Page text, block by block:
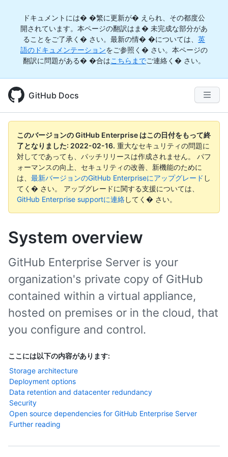
ドキュメントには� �繁に更新が� えられ、その都度公
開されています。本ページの翻訳はま� 未完成な部分があ
ることをご了承く� さい。最新の情� �については、 英
語のドキュメンテーションをご参照く� さい。本ページの
翻訳に問題がある� �合はこちらまでご連絡く� さい。
GitHub Docs
このバージョンの GitHub Enterprise はこの日付をもって終
了となりました: 2022-02-16. 重大なセキュリティの問題に
対してであっても、パッチリリースは作成されません。 パフ
ォーマンスの向上、セキュリティの改善、新機能のために
は、 最新バージョンのGitHub Enterpriseにアップグレード し
てく� さい。 アップグレードに関する支援については、
GitHub Enterprise supportに連絡してく� さい。
System overview
ここには以下の内容があります:
Storage architecture
Deployment options
Data retention and datacenter redundancy
Security
Open source dependencies for GitHub Enterprise Server
Further reading
GitHub Enterprise Server is your
organization's private copy of GitHub
contained within a virtual appliance,
hosted on premises or in the cloud, that
you configure and control.